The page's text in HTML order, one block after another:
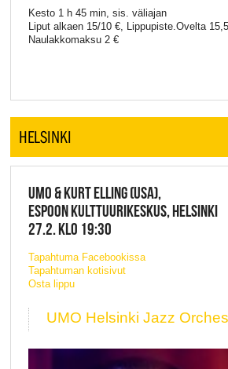
Kesto 1 h 45 min, sis. väliajan
Liput alkaen 15/10 €, Lippupiste.Ovelta
Naulakkomaksu 2 €
HELSINKI
UMO & KURT ELLING (USA),
ESPOON KULTTUURIKESKUS, HELSINKI
27.2. KLO 19:30
Tapahtuma Facebookissa
Tapahtuman kotisivut
Osta lippu
UMO Helsinki Jazz